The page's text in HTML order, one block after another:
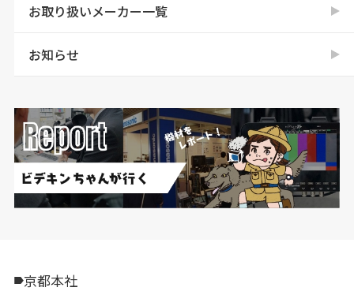
お取り扱いメーカー一覧
お知らせ
京都本社